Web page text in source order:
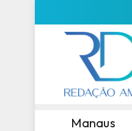
Manaus